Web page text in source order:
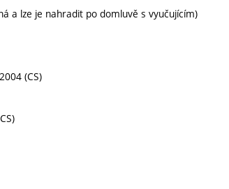
a lze je nahradit po domluvě s vyučujícím)
(CS)